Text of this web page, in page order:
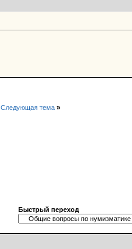
Следующая тема »
Быстрый переход